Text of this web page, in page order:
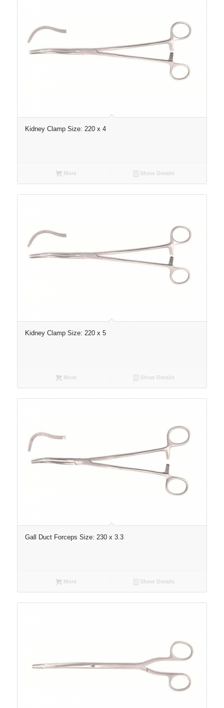
Kidney Clamp Size: 220 x 4
More Show Details
Kidney Clamp Size: 220 x 5
More Show Details
Gall Duct Forceps Size: 230 x 3.3
More Show Details